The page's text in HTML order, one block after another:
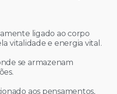
ligado ao corpo
vitalidade e energia vital.
se armazenam
aos pensamentos,